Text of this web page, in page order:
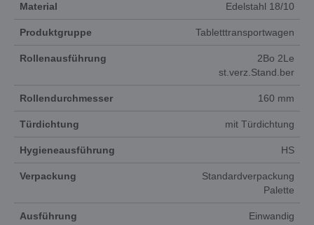
Material Edelstahl 18/10
Produktgruppe Tabletttransportwagen
Rollenausführung
2Bo 2Le
st.verz.Stand.ber
Rollendurchmesser 160 mm
Türdichtung mit Türdichtung
Hygieneausführung HS
Verpackung
Standardverpackung
Palette
Ausführung Einwandig